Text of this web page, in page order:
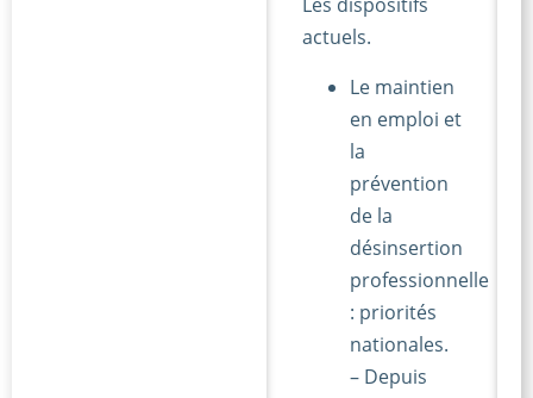
actuels.
Le maintien
en emploi et
la
prévention
de la
désinsertion
professionnelle
: priorités
nationales.
– Depuis